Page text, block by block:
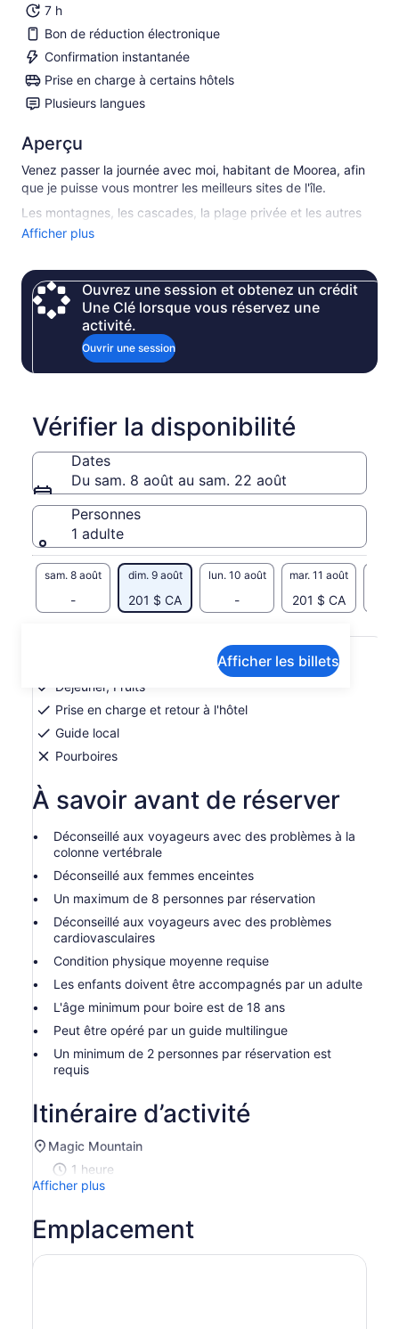
7 h
Bon de réduction électronique
Confirmation instantanée
Prise en charge à certains hôtels
Plusieurs langues
Aperçu
Venez passer la journée avec moi, habitant de Moorea, afin
que je puisse vous montrer les meilleurs sites de l'île.
Les montagnes, les cascades, la plage privée et les autres
merveilles de Moorea, c'est ce qui vous attend avec Enjoy
Profitez d'un déjeuner typique sur une plage privée de
Temae où vous pourrez vous détendre dans les eaux
cristallines du lagon.
Enfin, une petite randonnée vous conduira jusqu'à une
cascade pour terminer cette belle journée. Boissons incluses
(eau, bières, punch, jus) et fruits
• - Une serviette de toilette
• - De la crème solaire
• - Et un grand sourire :)
• DURÉE : 6 heures et demie - 7 heures
Afficher plus
Ouvrez une session et obtenez un crédit
Une Clé lorsque vous réservez une
activité.
Ouvrir une session
Vérifier la disponibilité
Dates
Du sam. 8 août au sam. 22 août
Personnes
1 adulte
sam. 8 août
-
dim. 9 août
201 $ CA
lun. 10 août
-
mar. 11 août
201 $ CA
Afficher les billets
Inclusions et exclusions
Déjeuner, Fruits
Prise en charge et retour à l'hôtel
Guide local
Pourboires
À savoir avant de réserver
Déconseillé aux voyageurs avec des problèmes à la
colonne vertébrale
Déconseillé aux femmes enceintes
Un maximum de 8 personnes par réservation
Déconseillé aux voyageurs avec des problèmes
cardiovasculaires
Condition physique moyenne requise
Les enfants doivent être accompagnés par un adulte
L'âge minimum pour boire est de 18 ans
Peut être opéré par un guide multilingue
Un minimum de 2 personnes par réservation est
requis
Itinéraire d’activité
Magic Mountain
1 heure
Afficher plus
Emplacement